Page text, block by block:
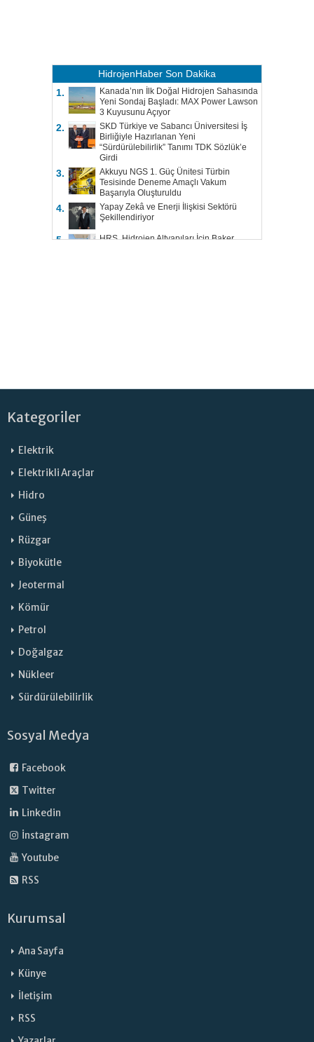
HidrojenHaber Son Dakika
1.
Kanada’nın İlk Doğal Hidrojen Sahasında
Yeni Sondaj Başladı: MAX Power Lawson
3 Kuyusunu Açıyor
2.
SKD Türkiye ve Sabancı Üniversitesi İş
Birliğiyle Hazırlanan Yeni
“Sürdürülebilirlik” Tanımı TDK Sözlük’e
Girdi
3.
Akkuyu NGS 1. Güç Ünitesi Türbin
Tesisinde Deneme Amaçlı Vakum
Başarıyla Oluşturuldu
4.
Yapay Zekâ ve Enerji İlişkisi Sektörü
Şekillendiriyor
5.
HRS, Hidrojen Altyapıları İçin Baker
Kategoriler
Elektrik
Elektrikli Araçlar
Hidro
Güneş
Rüzgar
Biyokütle
Jeotermal
Kömür
Petrol
Doğalgaz
Nükleer
Sürdürülebilirlik
Sosyal Medya
Facebook
Twitter
Linkedin
İnstagram
Youtube
RSS
Kurumsal
Ana Sayfa
Künye
İletişim
RSS